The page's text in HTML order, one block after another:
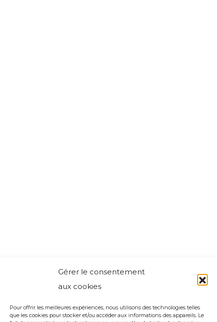
Gérer le consentement
aux cookies
Pour offrir les meilleures expériences, nous utilisons des technologies telles
que les cookies pour stocker et/ou accéder aux informations des appareils. Le